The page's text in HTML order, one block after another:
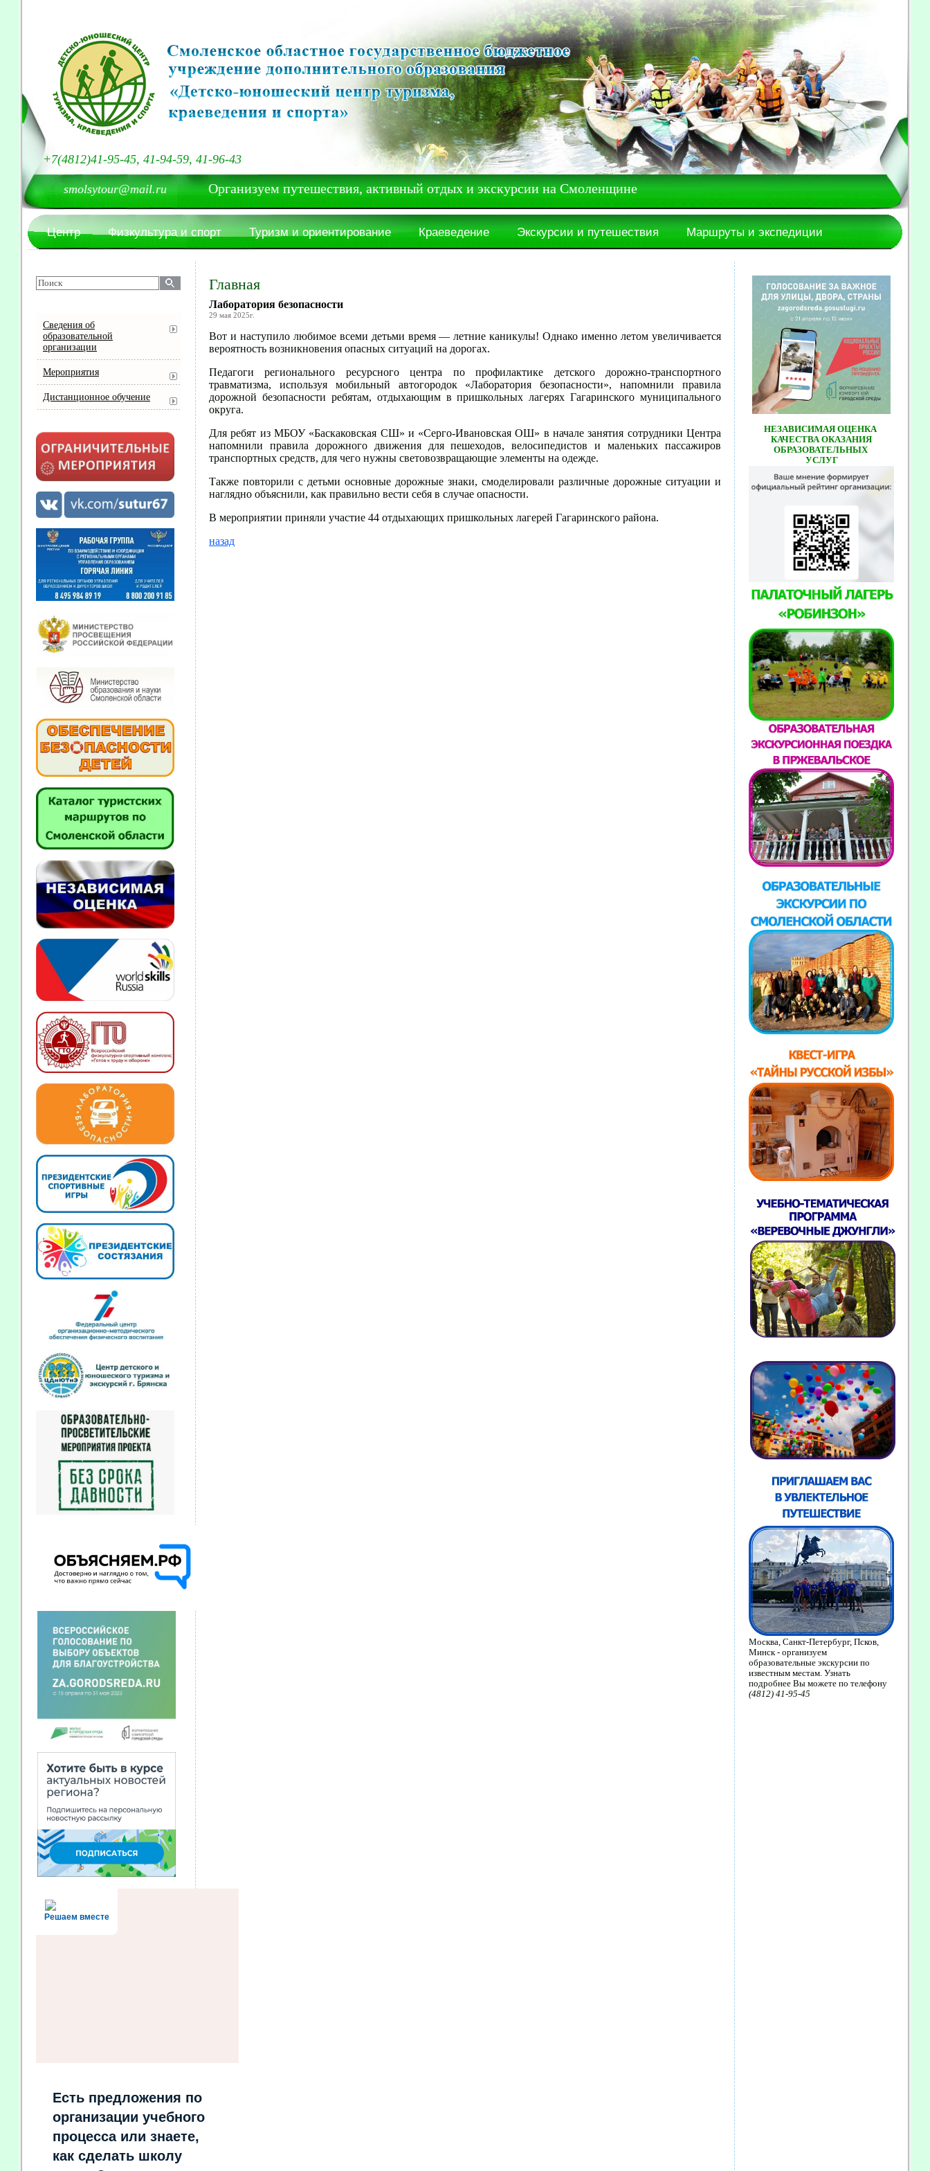
smolsytour@mail.ruОрганизуем путешествия, активный отдых и экскурсии на Смоленщине
+7(4812)41-95-45, 41-94-59, 41-96-43
Центр Физкультура и спорт Туризм и ориентирование Краеведение Экскурсии и путешествия Маршруты и экспедиции
Главная
Лаборатория безопасности
29 мая 2025г.
Вот и наступило любимое всеми детьми время — летние каникулы! Однако именно летом увеличивается
вероятность возникновения опасных ситуаций на дорогах.
Педагоги регионального ресурсного центра по профилактике детского дорожно-транспортного
травматизма, используя мобильный автогородок «Лаборатория безопасности», напомнили правила
дорожной безопасности ребятам, отдыхающим в пришкольных лагерях Гагаринского муниципального
округа.
Для ребят из МБОУ «Баскаковская СШ» и «Серго-Ивановская ОШ» в начале занятия сотрудники Центра
напомнили правила дорожного движения для пешеходов, велосипедистов и маленьких пассажиров
транспортных средств, для чего нужны световозвращающие элементы на одежде.
Также повторили с детьми основные дорожные знаки, смоделировали различные дорожные ситуации и
наглядно объяснили, как правильно вести себя в случае опасности.
В мероприятии приняли участие 44 отдыхающих пришкольных лагерей Гагаринского района.
назад
Сведения об
образовательной
организации
Мероприятия
Дистанционное обучение
Решаем вместе
Есть предложения по
организации учебного
процесса или знаете,
как сделать школу
НЕЗАВИСИМАЯ ОЦЕНКА
КАЧЕСТВА ОКАЗАНИЯ
ОБРАЗОВАТЕЛЬНЫХ
УСЛУГ
Москва, Санкт-Петербург, Псков,
Минск - организуем
образовательные экскурсии по
известным местам. Узнать
подробнее Вы можете по телефону
(4812) 41-95-45